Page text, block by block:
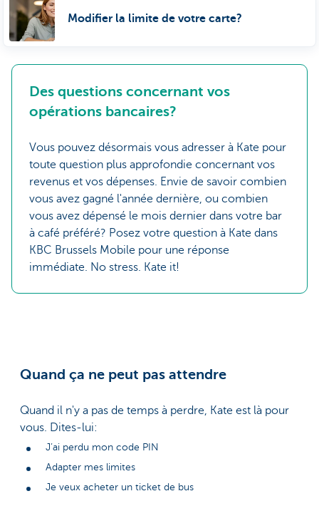
Modifier la limite de votre carte?
Des questions concernant vos
opérations bancaires?
Vous pouvez désormais vous adresser à Kate pour
toute question plus approfondie concernant vos
revenus et vos dépenses. Envie de savoir combien
vous avez gagné l'année dernière, ou combien
vous avez dépensé le mois dernier dans votre bar
à café préféré? Posez votre question à Kate dans
KBC Brussels Mobile pour une réponse
immédiate. No stress. Kate it!
Quand ça ne peut pas attendre
Quand il n'y a pas de temps à perdre, Kate est là pour
vous. Dites-lui:
J’ai perdu mon code PIN
Adapter mes limites
Je veux acheter un ticket de bus